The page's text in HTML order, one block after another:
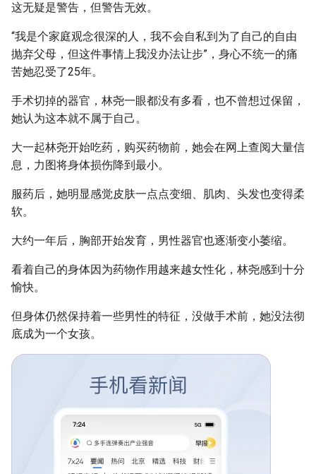
这无疑是警告，但警告无效。
“我是个家庭观念很深的人，我不会自私到为了自己的自由
抛弃父母，但这件事情上我没办法让步”，身心不统一的痛
苦她忍受了25年。
手术切掉的器官，林尧一眼都没有多看，也不曾想过保留，
她认为这本就不属于自己。
大一起林尧开始吃药，购买药物前，她会在网上查阅大量信
息，力图将身体损伤降到最小。
服药后，她明显感觉皮肤一点点变细、肌肉、头发也变得柔
软。
大约一年后，胸部开始发育，男性器官也逐渐变小萎缩。
看着自己的身体因为药物作用越来越女性化，林尧感到十分
愉快。
但身体仍然保持着一些男性的特征，没做手术前，她没法彻
底成为一个女孩。